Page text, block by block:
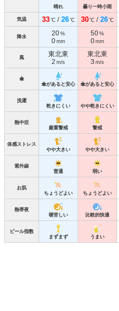
晴れ 曇り一時小雨
気温 33℃/ 26℃ 30℃/ 26℃
降水 20%
0mm
50%
0mm
風
東北東
2 m/s
東北東
3 m/s
傘
傘があると安心
傘があると安心
洗濯
乾きにくい
やや乾きにくい
熱中症
厳重警戒
警戒
体感ストレス
やや大きい
やや大きい
紫外線
普通
弱い
お肌
ちょうどよい
ちょうどよい
熱帯夜
寝苦しい
比較的快適
ビール指数
まずまず
うまい